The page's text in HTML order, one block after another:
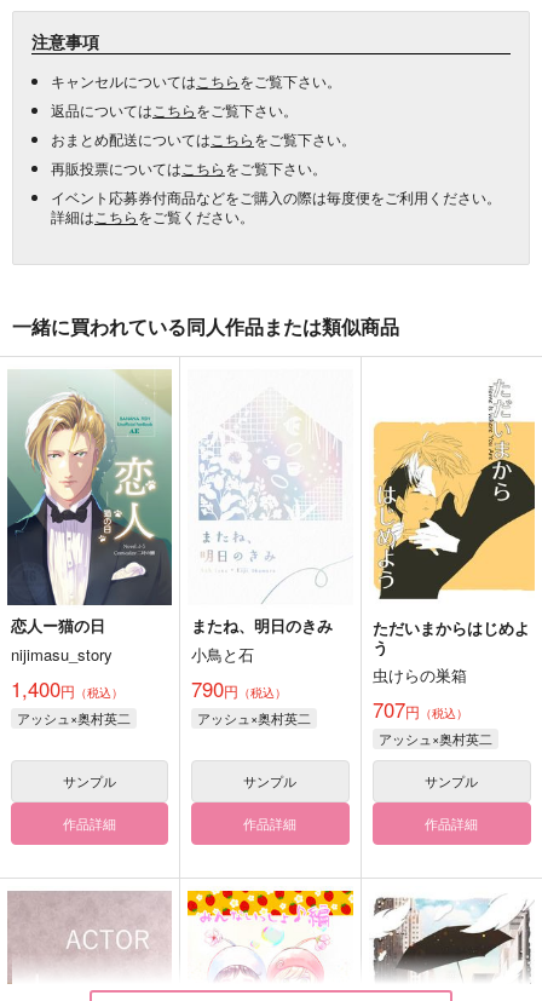
注意事項
キャンセルについては こちらをご覧下さい。
返品については こちらをご覧下さい。
おまとめ配送については こちらをご覧下さい。
再販投票については こちらをご覧下さい。
イベント応募券付商品などをご購入の際は毎度便をご利用ください。
詳細は こちらをご覧ください。
一緒に買われている同人作品または類似商品
恋人ー猫の日
nijimasu_story
1,400円 （税込）
アッシュ×奥村英二
サンプル
作品詳細
またね、明日のきみ
小鳥と石
790円 （税込）
アッシュ×奥村英二
サンプル
作品詳細
ただいまからはじめよ
う
虫けらの巣箱
707円 （税込）
アッシュ×奥村英二
サンプル
作品詳細